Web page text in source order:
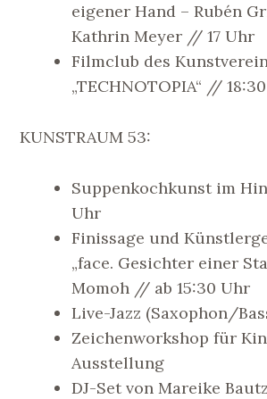
eigener Hand – Rubén
Kathrin Meyer // 17 Uhr
Filmclub des
„TECHNOTOPIA“ //
KUNSTRAUM 53:
Suppenkochkunst im
Uhr
Finissage und
„face. Gesichter einer
Momoh // ab 15:30 Uhr
Live-Jazz (Saxophon/
Zeichenworkshop für
Ausstellung
DJ-Set von Mareike